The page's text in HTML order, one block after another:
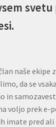
naše ekipe
da se
in
voljo prek e-
imate pred